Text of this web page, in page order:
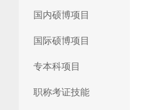
国内硕博项目
国际硕博项目
专本科项目
职称考证技能